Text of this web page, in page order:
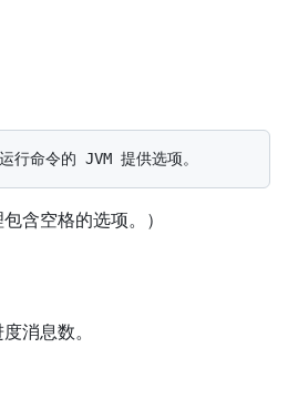
含空格的选项。）
消息数。